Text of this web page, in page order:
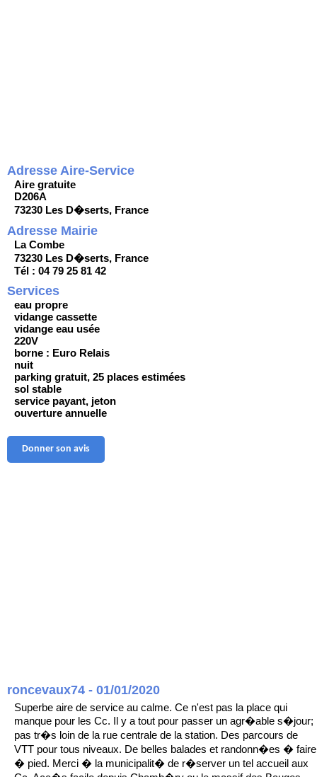
Adresse Aire-Service
Aire gratuite
D206A
73230 Les D�serts, France
Adresse Mairie
La Combe
73230 Les D�serts, France
Tél : 04 79 25 81 42
Services
eau propre
vidange cassette
vidange eau usée
220V
borne : Euro Relais
nuit
parking gratuit, 25 places estimées
sol stable
service payant, jeton
ouverture annuelle
Donner son avis
roncevaux74 - 01/01/2020
Superbe aire de service au calme. Ce n'est pas la place qui
manque pour les Cc. Il y a tout pour passer un agr�able s�jour;
pas tr�s loin de la rue centrale de la station. Des parcours de
VTT pour tous niveaux. De belles balades et randonn�es � faire
� pied. Merci � la municipalit� de r�server un tel accueil aux